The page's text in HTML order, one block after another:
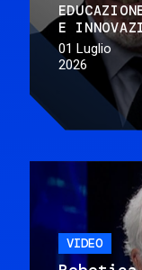
E
01 Luglio
2026
VIDEO